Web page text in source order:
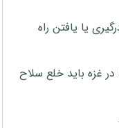
یا یافتن راه
غزه باید خلع سلاح